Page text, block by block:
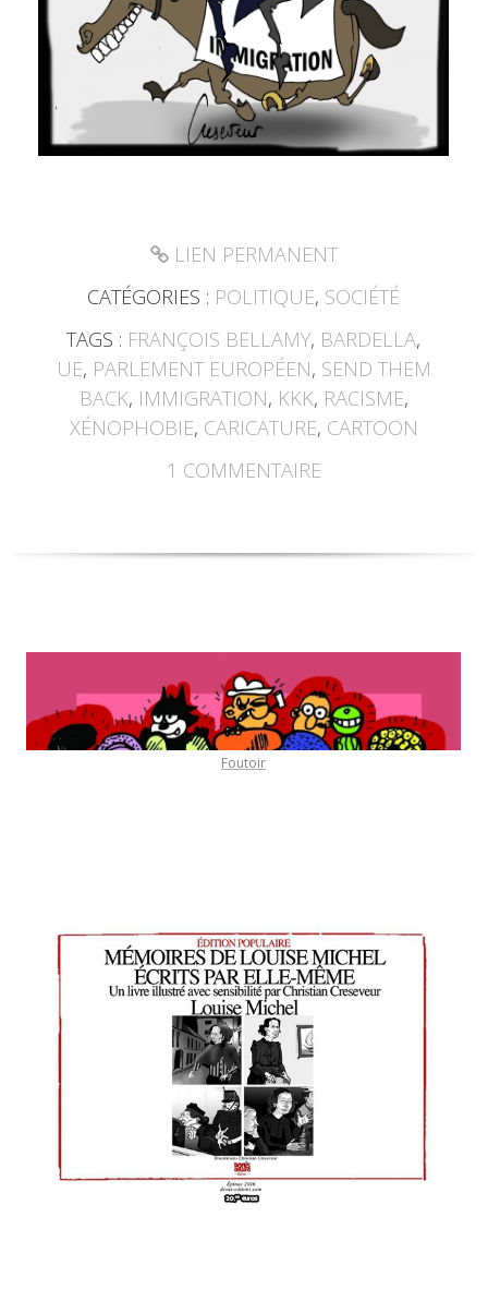
LIEN PERMANENT
CATÉGORIES : POLITIQUE, SOCIÉTÉ
TAGS : FRANÇOIS BELLAMY, BARDELLA,
UE, PARLEMENT EUROPÉEN, SEND THEM
BACK, IMMIGRATION, KKK, RACISME,
XÉNOPHOBIE, CARICATURE, CARTOON
1 COMMENTAIRE
Foutoir